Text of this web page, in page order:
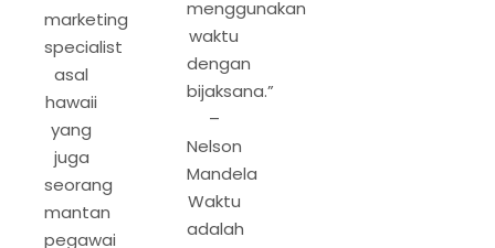
marketing
specialist
asal
hawaii
yang
juga
seorang
mantan
pegawai
menggunakan
waktu
dengan
bijaksana.”
–
Nelson
Mandela
Waktu
adalah